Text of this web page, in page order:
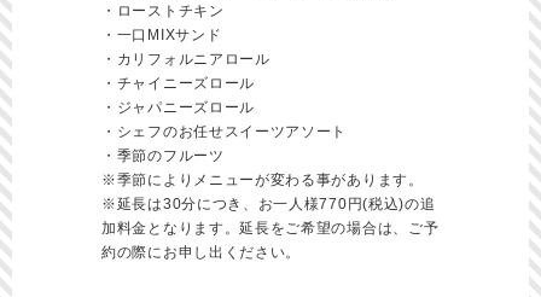
・ローストチキン
・一口MIXサンド
・カリフォルニアロール
・チャイニーズロール
・ジャパニーズロール
・シェフのお任せスイーツアソート
・季節のフルーツ
※季節によりメニューが変わる事があります。
※延長は30分につき、お一人様770円(税込)の追
加料金となります。延長をご希望の場合は、ご予
約の際にお申し出ください。